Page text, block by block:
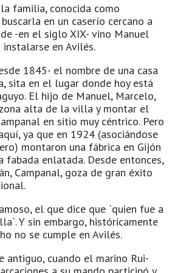
familia, conocida como
en un caserío cercano a
-en el siglo XIX- vino Manuel
en Avilés.
1845- el nombre de una casa
sita en el lugar donde hoy está
El hijo de Manuel, Marcelo,
alta de la villa y montar el
en sitio muy céntrico. Pero
ya que en 1924 (asociándose
montaron una fábrica en Gijón
fabada enlatada. Desde entonces,
Campanal, goza de gran éxito
el que dice que ´quien fue a
Y sin embargo, históricamente
no se cumple en Avilés.
antiguo, cuando el marino Rui-